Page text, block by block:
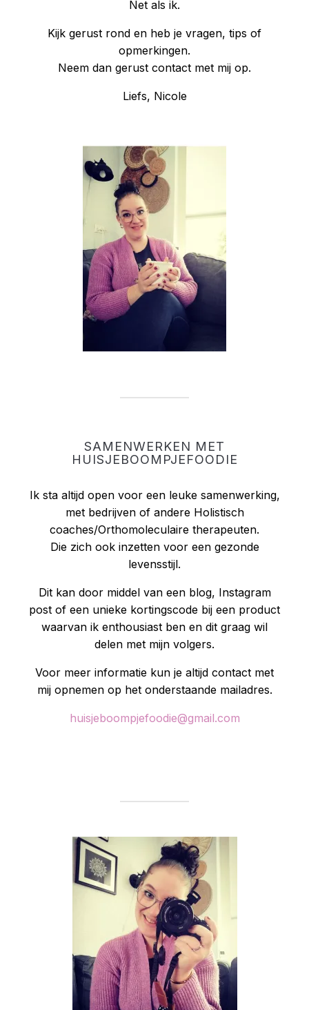
Net als ik.
Kijk gerust rond en heb je vragen, tips of
opmerkingen.
Neem dan gerust contact met mij op.
Liefs, Nicole
SAMENWERKEN MET
HUISJEBOOMPJEFOODIE
Ik sta altijd open voor een leuke samenwerking,
met bedrijven of andere Holistisch
coaches/Orthomoleculaire therapeuten.
Die zich ook inzetten voor een gezonde
levensstijl.
Dit kan door middel van een blog, Instagram
post of een unieke kortingscode bij een product
waarvan ik enthousiast ben en dit graag wil
delen met mijn volgers.
Voor meer informatie kun je altijd contact met
mij opnemen op het onderstaande mailadres.
huisjeboompjefoodie@gmail.com